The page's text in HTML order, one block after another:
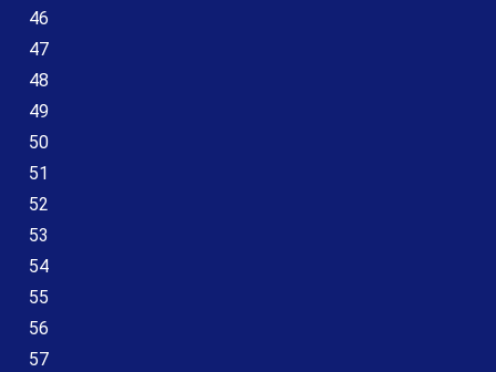
46
47
48
49
50
51
52
53
54
55
56
57